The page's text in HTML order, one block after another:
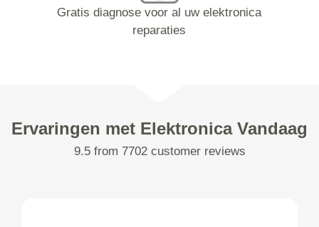
Gratis diagnose voor al uw elektronica
reparaties
Ervaringen met Elektronica Vandaag
9.5 from 7702 customer reviews